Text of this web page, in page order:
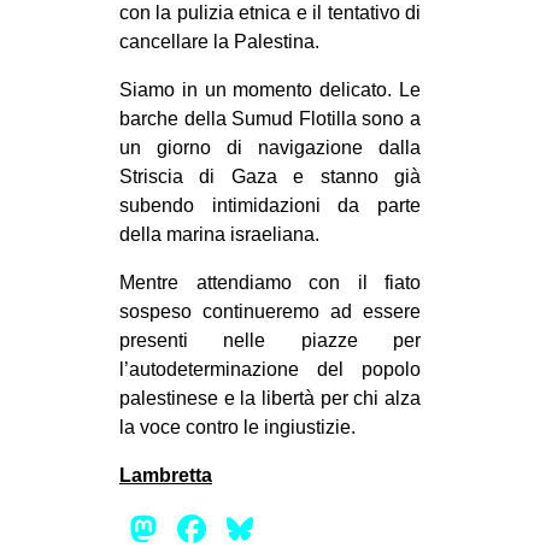
ESTREMO ORIENTE
MEDIO ORIENTE
MONDO
EVENTI
Fb
tw
bsky
con la pulizia etnica e il tentativo di
cancellare la Palestina.
Siamo in un momento delicato. Le
barche della Sumud Flotilla sono a
un giorno di navigazione dalla
Striscia di Gaza e stanno già
subendo intimidazioni da parte
della marina israeliana.
Mentre attendiamo con il fiato
sospeso continueremo ad essere
presenti nelle piazze per
l’autodeterminazione del popolo
palestinese e la libertà per chi alza
la voce contro le ingiustizie.
Lambretta
Mastodon
Facebook